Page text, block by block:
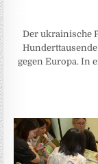
Der ukrainische
gegen Europa. In